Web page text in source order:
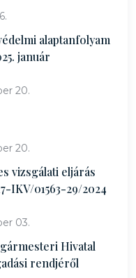
alaptanfolyam
január
20.
20.
vizsgálati eljárás
IKV/01563-29/2024
03.
Hivatal
rendjéről